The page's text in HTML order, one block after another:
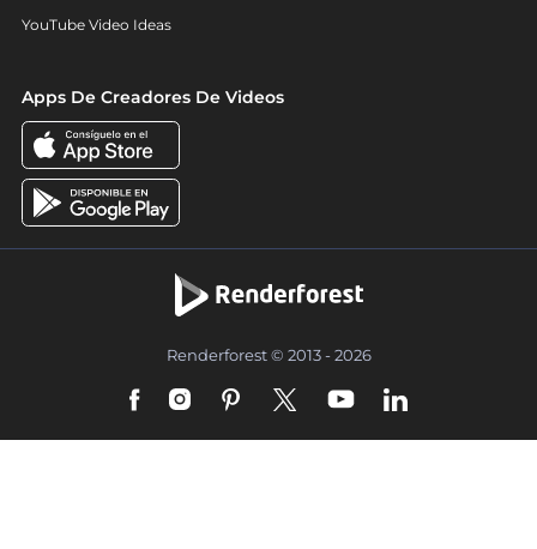
YouTube Video Ideas
Apps De Creadores De Videos
Renderforest © 2013 - 2026